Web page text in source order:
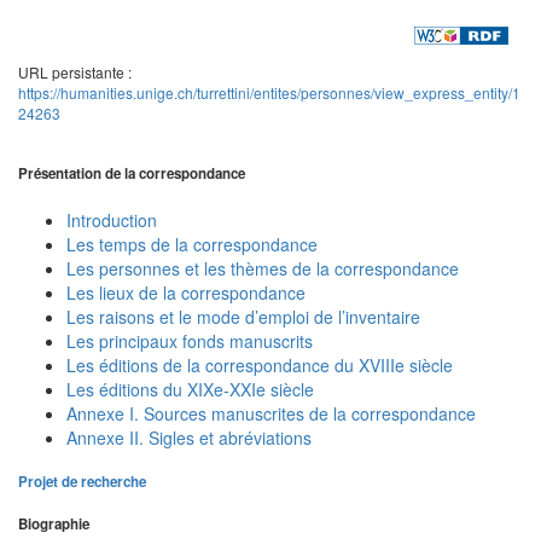
URL persistante :
https://humanities.unige.ch/turrettini/entites/personnes/view_express_entity/1
24263
Présentation de la correspondance
Introduction
Les temps de la correspondance
Les personnes et les thèmes de la correspondance
Les lieux de la correspondance
Les raisons et le mode d’emploi de l’inventaire
Les principaux fonds manuscrits
Les éditions de la correspondance du XVIIIe siècle
Les éditions du XIXe-XXIe siècle
Annexe I. Sources manuscrites de la correspondance
Annexe II. Sigles et abréviations
Projet de recherche
Biographie